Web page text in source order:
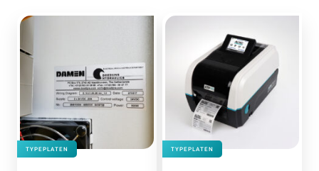
TYPEPLATEN TYPEPLATEN